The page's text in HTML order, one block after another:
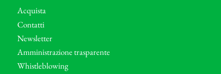
Acquista
Contatti
Newsletter
Amministrazione trasparente
Whistleblowing